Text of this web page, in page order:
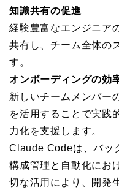
知識共有の促進
経験豊富なエンジニア
共有し、チーム全体の
す。
オンボーディングの効
新しいチームメンバー
を活用することで実践
力化を支援します。
Claude Codeは、バッ
構成管理と自動化にお
切な活用により、開発